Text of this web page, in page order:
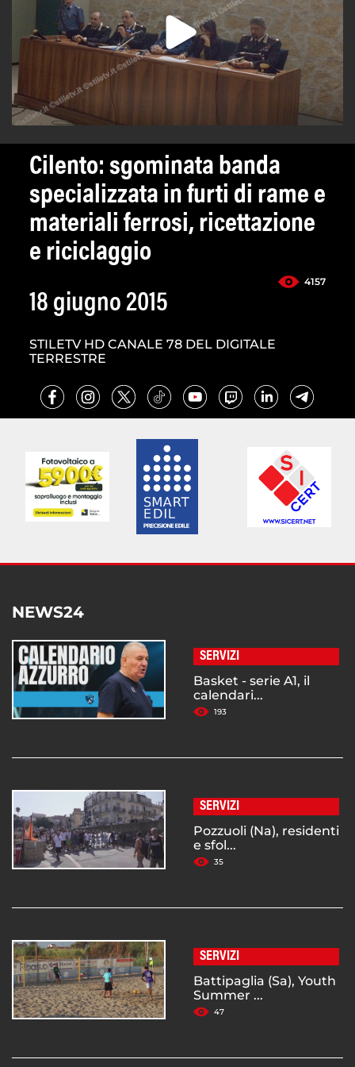
Cilento: sgominata banda
specializzata in furti di rame e
materiali ferrosi, ricettazione
e riciclaggio
4157
18 giugno 2015
STILETV HD CANALE 78 DEL DIGITALE
TERRESTRE
NEWS24
SERVIZI
Basket - serie A1, il
calendari...
193
SERVIZI
Pozzuoli (Na), residenti
e sfol...
35
SERVIZI
Battipaglia (Sa), Youth
Summer ...
47